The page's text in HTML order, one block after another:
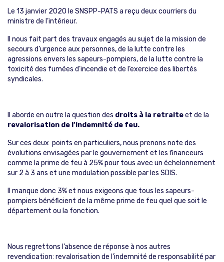
Le 13 janvier 2020 le SNSPP-PATS a reçu deux courriers du
ministre de l’intérieur.
Il nous fait part des travaux engagés au sujet de la mission de
secours d’urgence aux personnes, de la lutte contre les
agressions envers les sapeurs-pompiers, de la lutte contre la
toxicité des fumées d’incendie et de l’exercice des libertés
syndicales.
Il aborde en outre la question des droits à la retraiteet de la
revalorisation de l’indemnité de feu.
Sur ces deux points en particuliers, nous prenons note des
évolutions envisagées par le gouvernement et les financeurs
comme la prime de feu à 25% pour tous avec un échelonnement
sur 2 à 3 ans et une modulation possible par les SDIS.
Il manque donc 3% et nous exigeons que tous les sapeurs-
pompiers bénéficient de la même prime de feu quel que soit le
département ou la fonction.
Nous regrettons l’absence de réponse à nos autres
revendication: revalorisation de l’indemnité de responsabilité par